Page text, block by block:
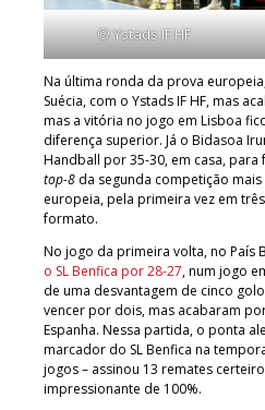
© Ystads IF HF
Na última ronda da prova
Suécia, com o Ystads IF HF, mas
mas a vitória no jogo em Lisboa
diferença superior. Já o Bidasoa
Handball por 35-30, em casa,
top-8 da segunda competição
europeia, pela primeira vez em
formato.
No jogo da primeira volta, no País
o SL Benfica por 28-27, num jogo
de uma desvantagem de cinco
vencer por dois, mas acabaram
Espanha. Nessa partida, o ponta
marcador do SL Benfica na
jogos – assinou 13 remates
impressionante de 100%.